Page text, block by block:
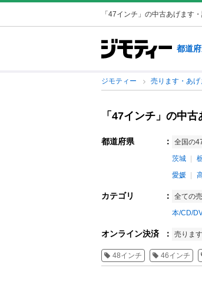
「47インチ」の中古あげます
都道
ジモティー 売ります・あげ
「47インチ」の中
都道府県 ： 全国の
茨城
愛媛
カテゴリ ： 全ての
本/CD/
オンライン決済 ： 売りま
48インチ 46インチ